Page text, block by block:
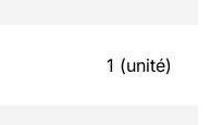
1 (unité)